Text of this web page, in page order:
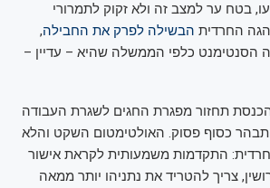
בטח ער למצב זה ולא זקוק לתמרורי
החרדית הבשילה לפרק את החבילה,
הסנטימנט כלפי הממשלה שהיא – עדיין –
הכנסת תחזור מפגרת החגים לשגרת העבודה
כסוף פסוק. האולטימטום השקט והלא
התקדמות משמעותית לקראת אישור
צריך להטריד את נתניהו יותר ממאה